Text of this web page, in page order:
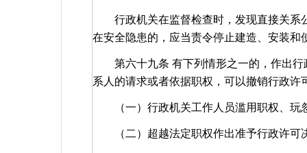
行政机关在监督检查时，发现直接关系
在安全隐患的，应当责令停止建造、安装
第六十九条 有下列情形之一的，作出行
系人的请求或者依据职权，可以撤销行政许
（一）行政机关工作人员滥用职权、玩
（二）超越法定职权作出准予行政许可